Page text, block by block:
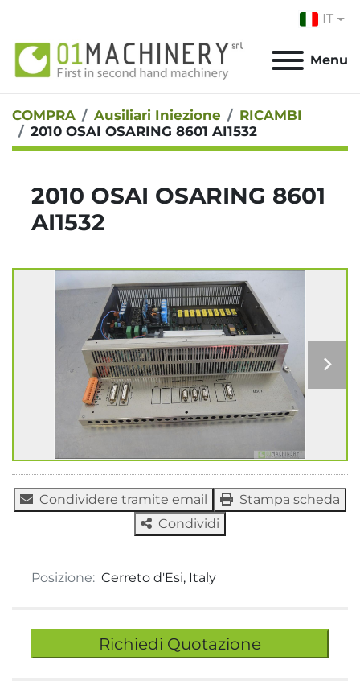
IT
Menu
COMPRA Ausiliari Iniezione
RICAMBI
2010 OSAI OSARING 8601 AI1532
2010 OSAI OSARING 8601
AI1532
Condividere tramite email
Stampa scheda
Condividi
Posizione: Cerreto d'Esi, Italy
Richiedi Quotazione